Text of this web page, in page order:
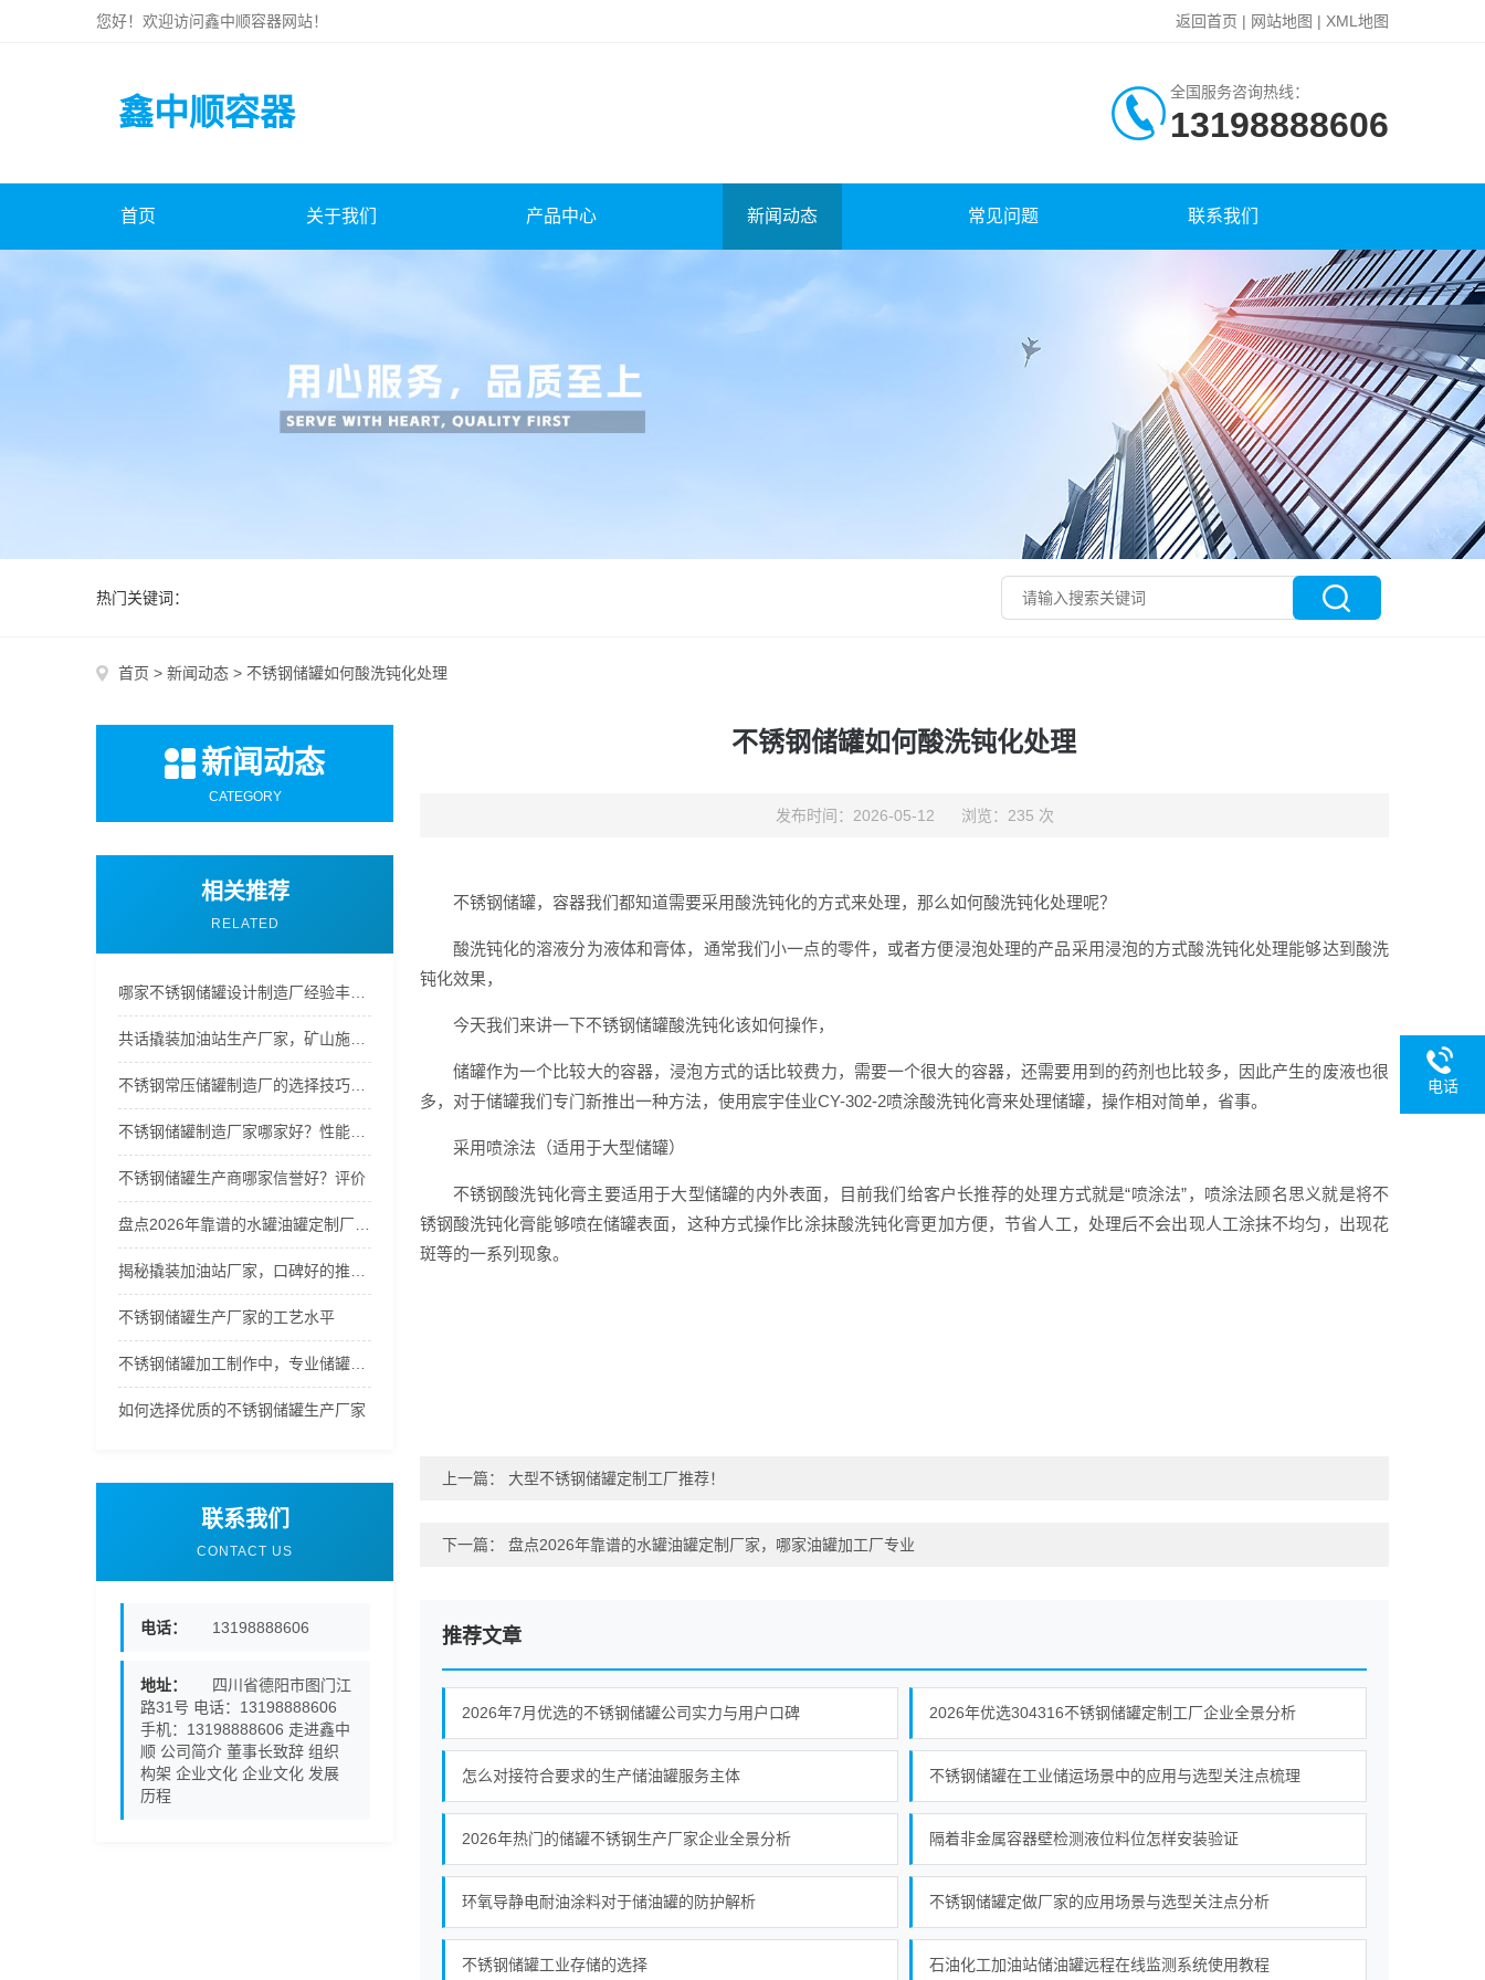
您好！欢迎访问鑫中顺容器网站！ 返回首页 | 网站地图 | XML地图
鑫中顺容器
全国服务咨询热线：
13198888606
首页 关于我们 产品中心 新闻动态 常见问题 联系我们
热门关键词：
首页 > 新闻动态 > 不锈钢储罐如何酸洗钝化处理
新闻动态
CATEGORY
相关推荐
RELATED
不锈钢储罐生产商哪家信誉好？评价
不锈钢储罐生产厂家的工艺水平
如何选择优质的不锈钢储罐生产厂家
联系我们
CONTACT US
电话： 13198888606
地址：
四川省德阳市图门江
路31号 电话：13198888606
手机：13198888606 走进鑫中
顺 公司简介 董事长致辞 组织
构架 企业文化 企业文化 发展
历程
不锈钢储罐如何酸洗钝化处理
发布时间：2026-05-12 浏览：235 次
不锈钢储罐，容器我们都知道需要采用酸洗钝化的方式来处理，那么如何酸洗钝化处理呢？
酸洗钝化的溶液分为液体和膏体，通常我们小一点的零件，或者方便浸泡处理的产品采用浸泡的方式酸洗钝化处理能够达到酸洗
钝化效果，
今天我们来讲一下不锈钢储罐酸洗钝化该如何操作，
储罐作为一个比较大的容器，浸泡方式的话比较费力，需要一个很大的容器，还需要用到的药剂也比较多，因此产生的废液也很
多，对于储罐我们专门新推出一种方法，使用宸宇佳业CY-302-2喷涂酸洗钝化膏来处理储罐，操作相对简单，省事。
采用喷涂法（适用于大型储罐）
不锈钢酸洗钝化膏主要适用于大型储罐的内外表面，目前我们给客户长推荐的处理方式就是“喷涂法”，喷涂法顾名思义就是将不
锈钢酸洗钝化膏能够喷在储罐表面，这种方式操作比涂抹酸洗钝化膏更加方便，节省人工，处理后不会出现人工涂抹不均匀，出现花
斑等的一系列现象。
上一篇： 大型不锈钢储罐定制工厂推荐！
下一篇： 盘点2026年靠谱的水罐油罐定制厂家，哪家油罐加工厂专业
推荐文章
2026年7月优选的不锈钢储罐公司实力与用户口碑 2026年优选304316不锈钢储罐定制工厂企业全景分析
怎么对接符合要求的生产储油罐服务主体 不锈钢储罐在工业储运场景中的应用与选型关注点梳理
2026年热门的储罐不锈钢生产厂家企业全景分析 隔着非金属容器壁检测液位料位怎样安装验证
环氧导静电耐油涂料对于储油罐的防护解析 不锈钢储罐定做厂家的应用场景与选型关注点分析
不锈钢储罐工业存储的选择 石油化工加油站储油罐远程在线监测系统使用教程
电话